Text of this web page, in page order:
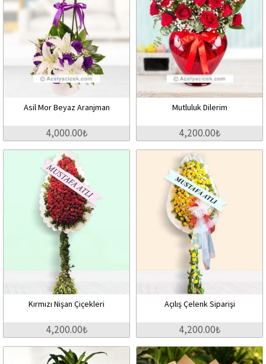
Asil Mor Beyaz Aranjman
4,000.00₺
Mutluluk Dilerim
4,200.00₺
Kırmızı Nişan Çiçekleri
4,200.00₺
Açılış Çelenk Siparişi
4,200.00₺